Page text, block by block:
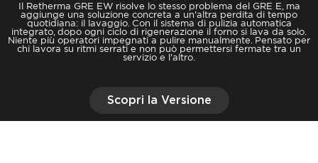
Il Retherma GRE EW risolve lo stesso problema del GRE E, ma
aggiunge una soluzione concreta a un'altra perdita di tempo
quotidiana: il lavaggio. Con il sistema di pulizia automatica
integrato, dopo ogni ciclo di rigenerazione il forno si lava da solo.
Niente più operatori impegnati a pulire manualmente. Pensato per
chi lavora su ritmi serrati e non può permettersi fermate tra un
servizio e l'altro.
Scopri la Versione